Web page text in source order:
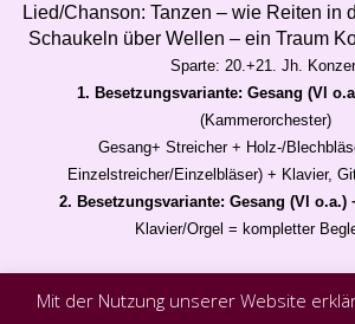
Lied/Chanson: Tanzen – wie Reiten in
Schaukeln über Wellen – ein Traum
Sparte: 20.+21. Jh.
1. Besetzungsvariante: Gesang (Vl
(Kammerorchester)
Gesang+ Streicher + Holz-/
Einzelstreicher/Einzelbläser) + Klavier,
2. Besetzungsvariante: Gesang (Vl o.a.)
Klavier/Orgel = kompletter
Mit der Nutzung unserer Website